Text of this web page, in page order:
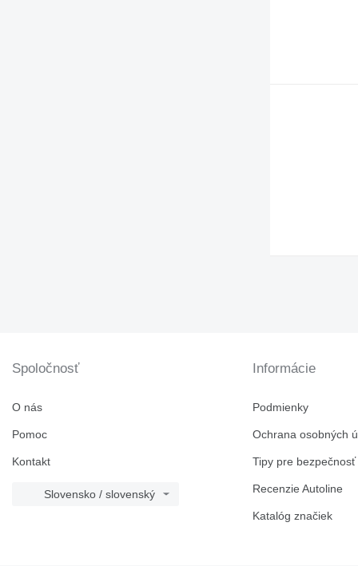
Spoločnosť
O nás
Pomoc
Kontakt
Slovensko / slovenský
Informácie
Podmienky
Ochrana osobných
Tipy pre bezpečnosť
Recenzie Autoline
Katalóg značiek